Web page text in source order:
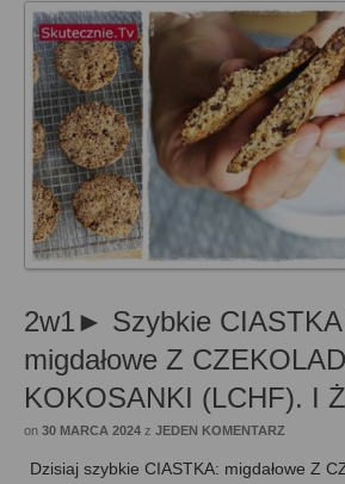
2w1► Szybkie
migdałowe Z
KOKOSANKI (LCHF). I
on 30 MARCA 2024 z JEDEN KOMENTARZ
Dzisiaj szybkie CIASTKA: migdałowe Z